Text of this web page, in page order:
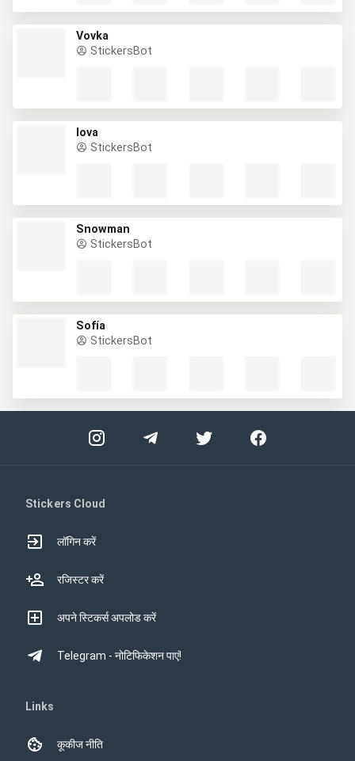
Vovka
StickersBot
lova
StickersBot
Snowman
StickersBot
Sofía
StickersBot
Stickers Cloud
लॉगिन करें
रजिस्टर करें
अपने स्टिकर्स अपलोड करें
Telegram - नोटिफिकेशन पाएं!
Links
कूकीज नीति